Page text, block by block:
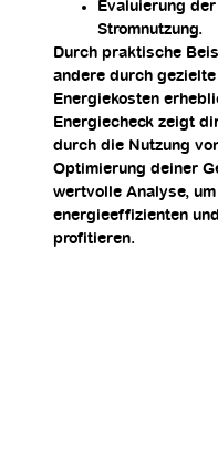
Evaluierung
Stromnutzung.
Durch praktische
andere durch gezielte
Energiekosten
Energiecheck zeigt
durch die Nutzung
Optimierung deiner
wertvolle Analyse,
energieeffizienten
profitieren.